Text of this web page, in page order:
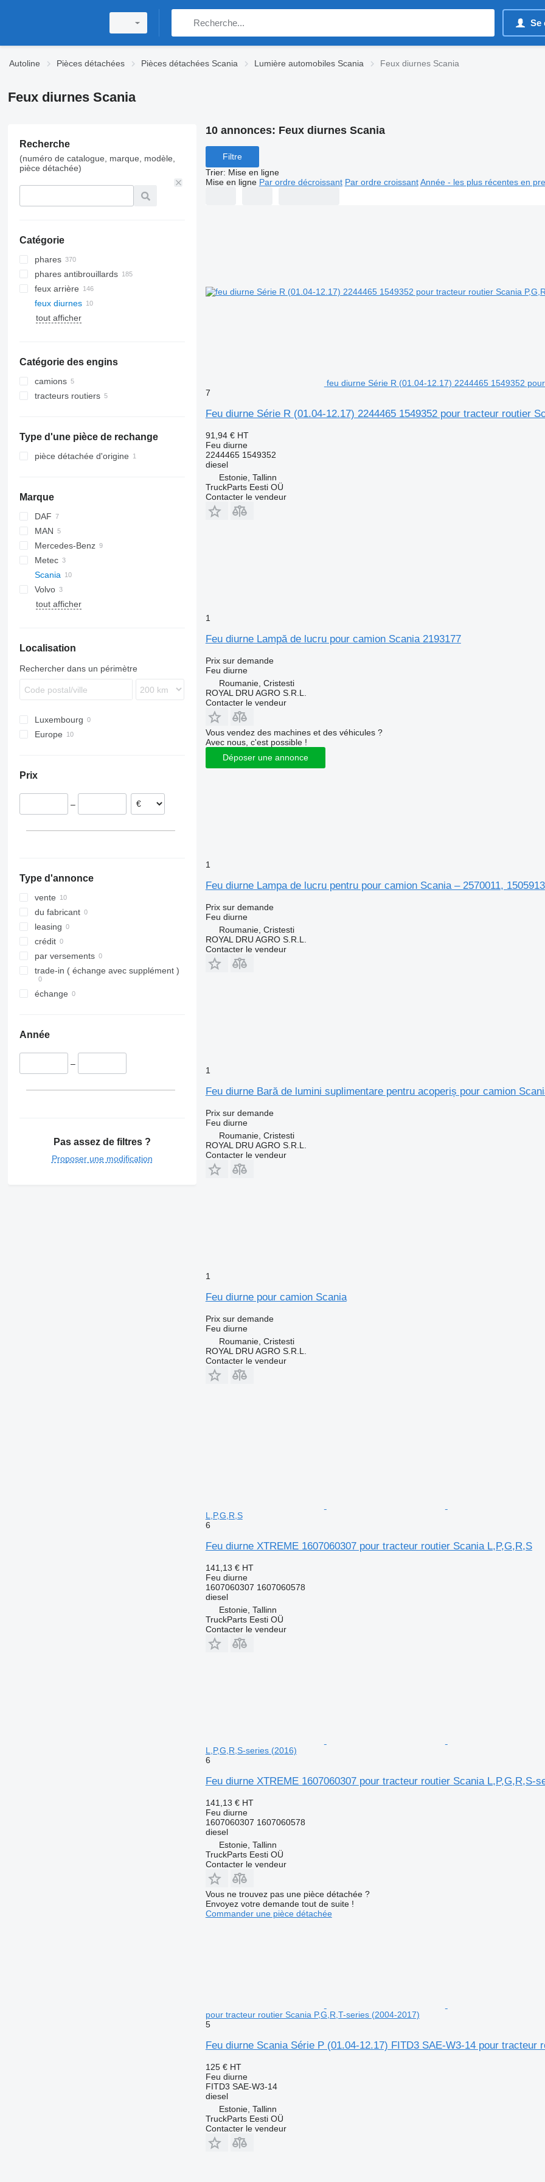
Se
Autoline Pièces détachées Pièces détachées Scania Lumière automobiles Scania Feux diurnes Scania
Feux diurnes Scania
Recherche
(numéro de catalogue, marque, modèle,
pièce détachée)
Catégorie
phares
phares antibrouillards
feux arrière
feux diurnes
tout afficher
Catégorie des engins
camions
tracteurs routiers
Type d'une pièce de rechange
pièce détachée d'origine
Marque
DAF
XF
MAN
A-series
Lion's series
TGS
TGX
Mercedes-Benz
Actros
Citaro
MB
Metec
Scania
R-series
R410
Alpino
Urbino
Astromega
Volvo
FM
tout afficher
Localisation
Rechercher dans un périmètre
Luxembourg
Europe
Prix
–
Type d'annonce
vente
du fabricant
leasing
crédit
par versements
trade-in ( échange avec supplément )
échange
Année
–
Pas assez de filtres ?
Proposer une modification
10 annonces: Feux diurnes Scania
Filtre
Trier: Mise en ligne
Mise en ligne Par ordre décroissant Par ordre croissant Année - les plus récentes en
feu diurne Série R (01.04-12.17) 2244465 1549352
7
Feu diurne Série R (01.04-12.17) 2244465 1549352 pour tracteur routier
91,94 € HT
Feu diurne
2244465 1549352
diesel
Estonie, Tallinn
TruckParts Eesti OÜ
Contacter le vendeur
1
Feu diurne Lampă de lucru pour camion Scania 2193177
Prix sur demande
Feu diurne
Roumanie, Cristesti
ROYAL DRU AGRO S.R.L.
Contacter le vendeur
Vous vendez des machines et des véhicules ?
Avec nous, c'est possible !
Déposer une annonce
1
Feu diurne Lampa de lucru pentru pour camion Scania – 2570011,
Prix sur demande
Feu diurne
Roumanie, Cristesti
ROYAL DRU AGRO S.R.L.
Contacter le vendeur
1
Feu diurne Bară de lumini suplimentare pentru acoperiș pour camion
Prix sur demande
Feu diurne
Roumanie, Cristesti
ROYAL DRU AGRO S.R.L.
Contacter le vendeur
1
Feu diurne pour camion Scania
Prix sur demande
Feu diurne
Roumanie, Cristesti
ROYAL DRU AGRO S.R.L.
Contacter le vendeur
L,P,G,R,S
6
Feu diurne XTREME 1607060307 pour tracteur routier Scania L,P,G,R,S
141,13 € HT
Feu diurne
1607060307 1607060578
diesel
Estonie, Tallinn
TruckParts Eesti OÜ
Contacter le vendeur
L,P,G,R,S-series (2016)
6
Feu diurne XTREME 1607060307 pour tracteur routier Scania L,P,G,R,S-
141,13 € HT
Feu diurne
1607060307 1607060578
diesel
Estonie, Tallinn
TruckParts Eesti OÜ
Contacter le vendeur
Vous ne trouvez pas une pièce détachée ?
Envoyez votre demande tout de suite !
Commander une pièce détachée
pour tracteur routier Scania P,G,R,T-series (2004-2017)
5
Feu diurne Scania Série P (01.04-12.17) FITD3 SAE-W3-14 pour tracteur
125 € HT
Feu diurne
FITD3 SAE-W3-14
diesel
Estonie, Tallinn
TruckParts Eesti OÜ
Contacter le vendeur